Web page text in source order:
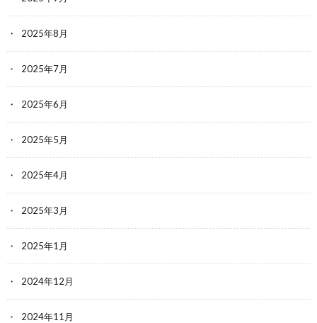
2025年8月
2025年7月
2025年6月
2025年5月
2025年4月
2025年3月
2025年1月
2024年12月
2024年11月